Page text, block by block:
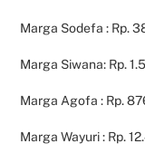
Marga Sodefa : Rp.
Marga Siwana: Rp.
Marga Agofa : Rp.
Marga Wayuri : Rp.